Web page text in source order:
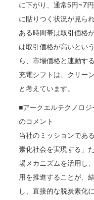
に下がり、通常5円~7
に貼りつく状況が見ら
ある時間帯は取引価格
は取引価格が高いとい
ら、市場価格と連動す
充電シフトは、クリー
と考えています。
■アークエルテクノロ
のコメント
当社のミッションであ
素化社会を実現する」
場メカニズムを活用し
用を推進することが、
し、直接的な脱炭素化